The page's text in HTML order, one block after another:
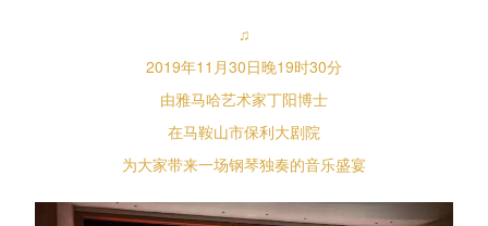
♫
2019年11月30日晚19时30分
由雅马哈艺术家丁阳博士
在马鞍山市保利大剧院
为大家带来一场钢琴独奏的音乐盛宴